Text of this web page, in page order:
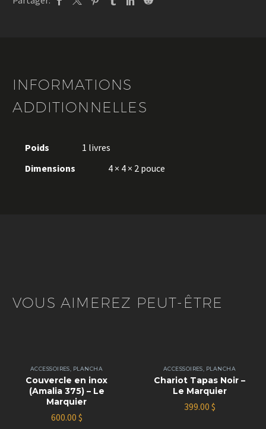
Marquier
INFORMATIONS
ADDITIONNELLES
Poids
1 livres
Dimensions
4 × 4 × 2 pouce
VOUS AIMEREZ PEUT-ÊTRE
ACCESSOIRES PLANCHA
Couvercle en inox
(Amalia 375) – Le
Marquier
600.00 $
ACCESSOIRES PLANCHA
Chariot Tapas Noir –
Le Marquier
399.00 $